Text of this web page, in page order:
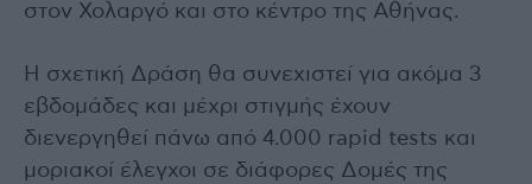
στον Χολαργό και στο κέντρο της Αθήνας.
Η σχετική Δράση θα συνεχιστεί για ακόμα 3
εβδομάδες και μέχρι στιγμής έχουν
διενεργηθεί πάνω από 4.000 rapid tests και
μοριακοί έλεγχοι σε διάφορες Δομές της